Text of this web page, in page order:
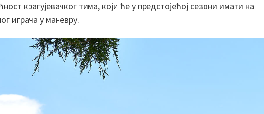
крагујевачког тима, који ће у предстојећој сезони имати на
играча у маневру.